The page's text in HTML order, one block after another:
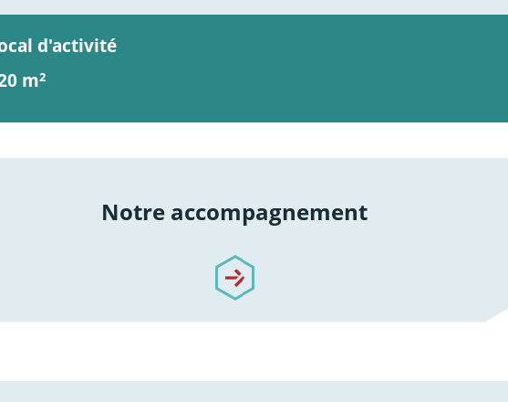
d'activité
m2
Notre accompagnement
/notre-accompagnement